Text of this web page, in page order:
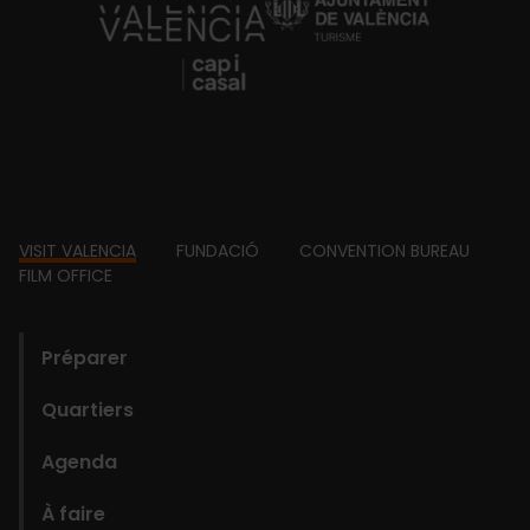
https://fundacion.visitvalencia.com/
Footer
VISIT VALENCIA FUNDACIÓ
CONVENTION BUREAU
FILM OFFICE
Préparer
Quartiers
Agenda
À faire